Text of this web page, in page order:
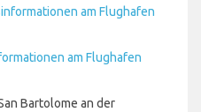
am Flughafen
am Flughafen
Bartolome an der